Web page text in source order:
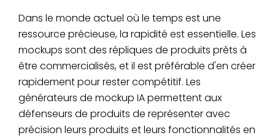
Dans le monde actuel où le temps est une
ressource précieuse, la rapidité est essentielle. Les
mockups sont des répliques de produits prêts à
être commercialisés, et il est préférable d'en créer
rapidement pour rester compétitif. Les
générateurs de mockup IA permettent aux
défenseurs de produits de représenter avec
précision leurs produits et leurs fonctionnalités en